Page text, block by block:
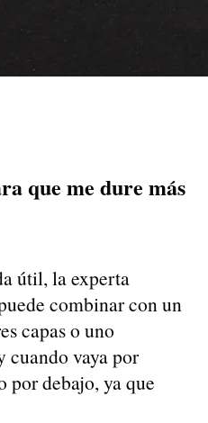
que me dure más
útil, la experta
combinar con un
capas o uno
cuando vaya por
debajo, ya que